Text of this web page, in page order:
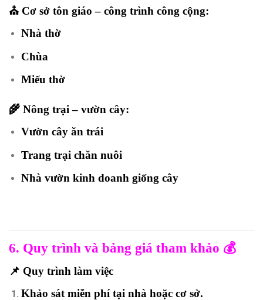
⛪ Cơ sở tôn giáo – công trình công cộng:
Nhà thờ
Chùa
Miếu thờ
🌾 Nông trại – vườn cây:
Vườn cây ăn trái
Trang trại chăn nuôi
Nhà vườn kinh doanh giống cây
6. Quy trình và bảng giá tham khảo 💰
📌 Quy trình làm việc
Khảo sát miễn phítại nhà hoặc cơ sở.